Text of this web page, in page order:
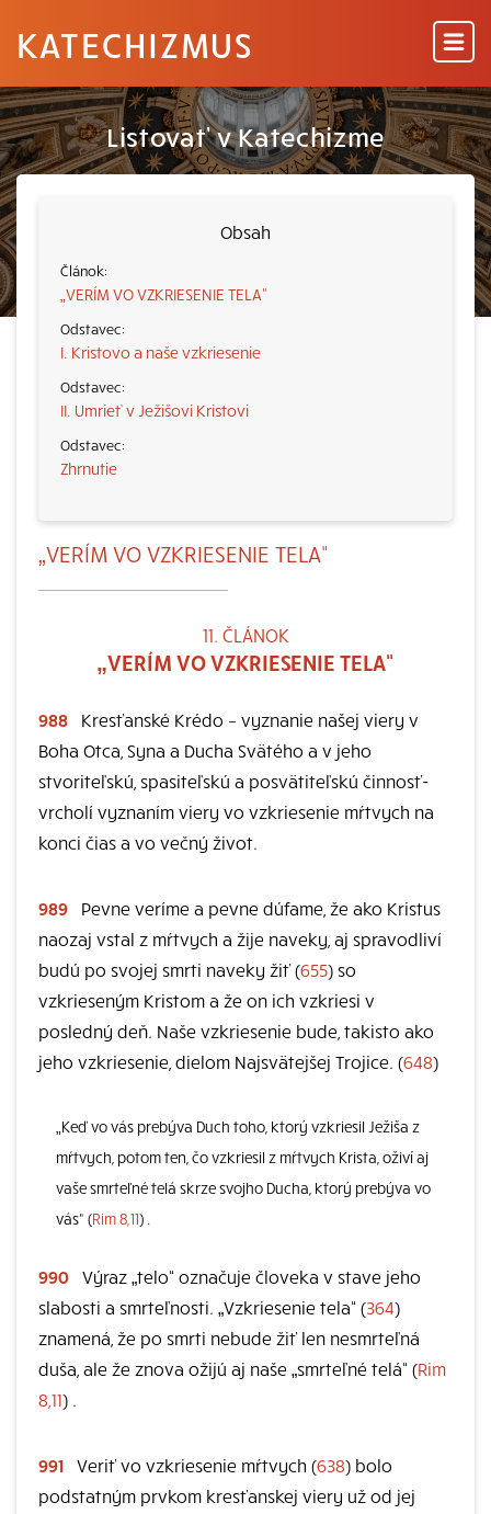
KATECHIZMUS
Listovať v Katechizme
Obsah
„VERÍM VO VZKRIESENIE TELA“
I. Kristovo a naše vzkriesenie
II. Umrieť v Ježišovi Kristovi
Zhrnutie
„VERÍM VO VZKRIESENIE TELA“
11. ČLÁNOK
„VERÍM VO VZKRIESENIE TELA“
988
Kresťanské Krédo – vyznanie našej viery v
Boha Otca, Syna a Ducha Svätého a v jeho
stvoriteľskú, spasiteľskú a posvätiteľskú činnosť-
vrcholí vyznaním viery vo vzkriesenie mŕtvych na
konci čias a vo večný život.
989
Pevne veríme a pevne dúfame, že ako Kristus
naozaj vstal z mŕtvych a žije naveky, aj spravodliví
budú po svojej smrti naveky žiť (655) so
vzkrieseným Kristom a že on ich vzkriesi v
posledný deň. Naše vzkriesenie bude, takisto ako
jeho vzkriesenie, dielom Najsvätejšej Trojice. (648)
„Keď vo vás prebýva Duch toho, ktorý vzkriesil Ježiša z
mŕtvych, potom ten, čo vzkriesil z mŕtvych Krista, oživí aj
vaše smrteľné telá skrze svojho Ducha, ktorý prebýva vo
vás“ (Rim 8,11) .
990 Výraz „telo“ označuje človeka v stave jeho
slabosti a smrteľnosti. „Vzkriesenie tela“ (364)
znamená, že po smrti nebude žiť len nesmrteľná
duša, ale že znova ožijú aj naše „smrteľné telá“ (Rim
8,11) .
991 Veriť vo vzkriesenie mŕtvych (638) bolo
podstatným prvkom kresťanskej viery už od jej